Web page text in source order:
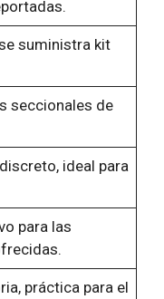
suministra kit
seccionales de
ideal para
para las
práctica para el